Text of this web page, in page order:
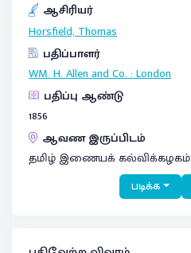
ஆசிரியர்
Horsfield, Thomas
பதிப்பாளர்
WM. H. Allen and Co.:London
பதிப்பு ஆண்டு
1856
ஆவண இருப்பிடம்
தமிழ் இணையக் கல்விக்கழகம்
படிக்க